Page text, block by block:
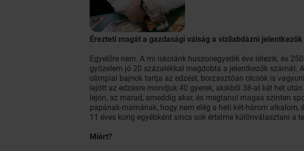
Érezteti magát a gazdasági válság a vízilabdázni
Egyelőre nem. A mi iskolánk huszonegyedik éve létezik, és
győzelem jó 20 százalékkal megdobta a jelentkezők számát.
olimpiai bajnok tartja az edzést, borzasztóan olcsók is
lejött az edzésre mondjuk 40 gyerek, akikből 38-at két hét
lejön, az marad, ameddig akar, és megtanul magas szinten
papának-mamának, hogy nem elég a heti két-három
11 éves korig egyébként sincs sok értelme különválasztani a
Miért?